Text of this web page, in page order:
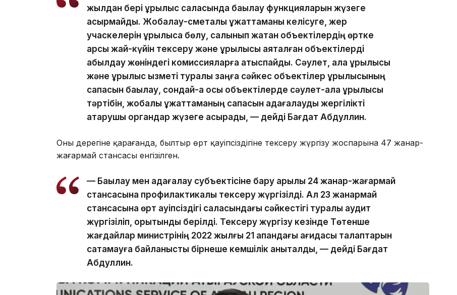
жылдан бері құрылыс саласында бақылау функцияларын жүзеге
асырмайды. Жобалау-сметалық құжаттаманы келісуге, жер
учаскелерін құрылысқа бөлу, салынып жатқан объектілердің өртке
қарсы жай-күйін тексеру және құрылысы аяқталған объектілерді
қабылдау жөніндегі комиссияларға қатыспайды. Сәулет, қала құрылысы
және құрылыс қызметі туралы заңға сәйкес объектілер құрылысының
сапасын бақылау, сондай-ақ осы объектілерде сәулет-қала құрылысы
тәртібін, жобалық құжаттаманың сапасын қадағалауды жергілікті
атқарушы органдар жүзеге асырады, — дейді Бағдат Абдуллин.
Оның дерегіне қарағанда, былтыр өрт қауіпсіздігіне тексеру жүргізу жоспарына 47 жанар-
жағармай стансасы енгізілген.
— Бақылау мен қадағалау субъектісіне бару арқылы 24 жанар-жағармай
стансасына профилактикалық тексеру жүргізілді. Ал 23 жанармай
стансасына өрт қауіпсіздігі саласындағы сәйкестігі туралы аудит
жүргізіліп, қорытынды берілді. Тексеру жүргізу кезінде Төтенше
жағдайлар министрінің 2022 жылғы 21 ақпандағы қағидасы талаптарын
сақтамауға байланысты бірнеше кемшілік анықталды, — дейді Бағдат
Абдуллин.